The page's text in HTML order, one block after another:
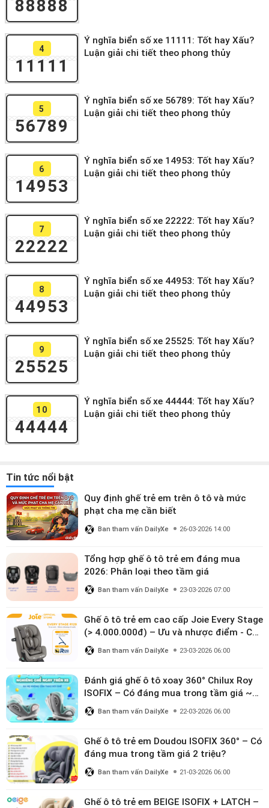
88888
4
11111
Ý nghĩa biển số xe 11111: Tốt hay Xấu?
Luận giải chi tiết theo phong thủy
5
56789
Ý nghĩa biển số xe 56789: Tốt hay Xấu?
Luận giải chi tiết theo phong thủy
6
14953
Ý nghĩa biển số xe 14953: Tốt hay Xấu?
Luận giải chi tiết theo phong thủy
7
22222
Ý nghĩa biển số xe 22222: Tốt hay Xấu?
Luận giải chi tiết theo phong thủy
8
44953
Ý nghĩa biển số xe 44953: Tốt hay Xấu?
Luận giải chi tiết theo phong thủy
9
25525
Ý nghĩa biển số xe 25525: Tốt hay Xấu?
Luận giải chi tiết theo phong thủy
10
44444
Ý nghĩa biển số xe 44444: Tốt hay Xấu?
Luận giải chi tiết theo phong thủy
Tin tức nổi bật
Quy định ghế trẻ em trên ô tô và mức
phạt cha mẹ cần biết
Ban tham vấn DailyXe 26-03-2026 14:00
Tổng hợp ghế ô tô trẻ em đáng mua
2026: Phân loại theo tầm giá
Ban tham vấn DailyXe 23-03-2026 07:00
Ghế ô tô trẻ em cao cấp Joie Every Stage
(> 4.000.000đ) – Ưu và nhược điểm - Có
đáng đầu tư cho bé từ 0–12 tuổi?
Ban tham vấn DailyXe 23-03-2026 06:00
Đánh giá ghế ô tô xoay 360° Chilux Roy
ISOFIX – Có đáng mua trong tầm giá ~3
triệu
Ban tham vấn DailyXe 22-03-2026 06:00
Ghế ô tô trẻ em Doudou ISOFIX 360° – Có
đáng mua trong tầm giá 2 triệu?
Ban tham vấn DailyXe 21-03-2026 06:00
Ghế ô tô trẻ em BEIGE ISOFIX + LATCH –